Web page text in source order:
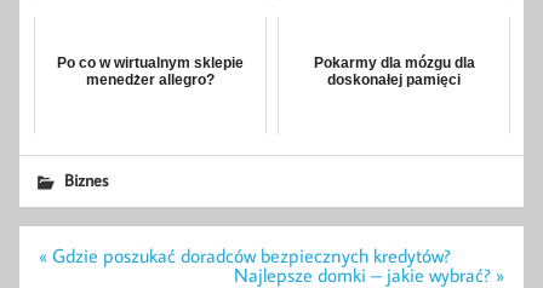
Po co w wirtualnym sklepie
menedżer allegro?
Pokarmy dla mózgu dla
doskonałej pamięci
Biznes
Nawigacja
« Gdzie poszukać doradców bezpiecznych kredytów?
Najlepsze domki – jakie wybrać? »